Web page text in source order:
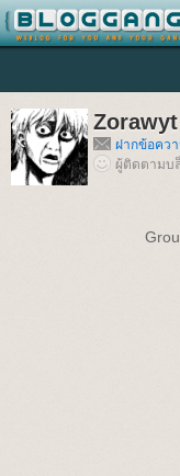
Zorawyt
ฝากข้อคว
ผู้ติดตามบ